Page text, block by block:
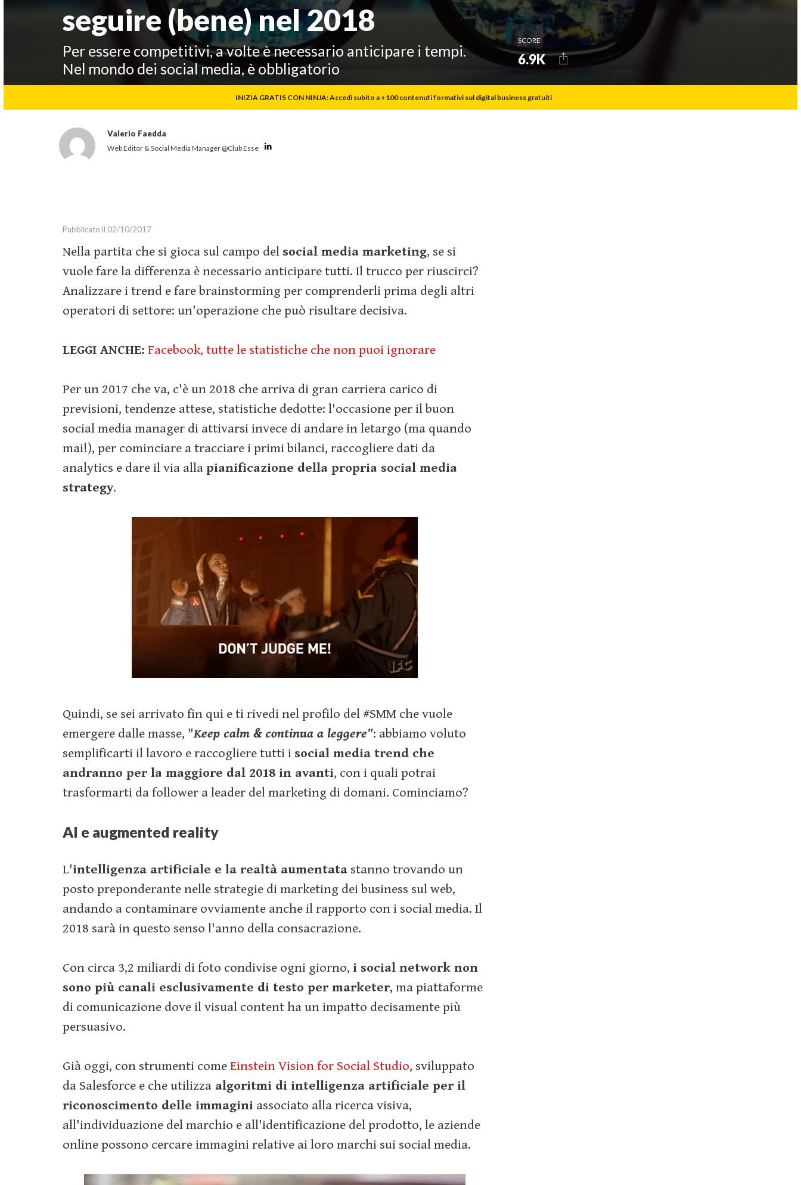
Marketing Strategy
Marketing Tools
Media
Social Media Marketing
Webinar
IT
Talent Management
Oracle
Snapchat
Tesla
Virgin
seguire (bene) nel 2018
Per essere competitivi, a volte è necessario anticipare i tempi.
Nel mondo dei social media, è obbligatorio
SCORE
6.9K SHARE
INIZIA GRATIS CON NINJA: Accedi subito a +100 contenuti formativi sul digital business gratuiti
Valerio Faedda
Web Editor & Social Media Manager @Club Esse Linkedin
Pubblicato il 02/10/2017
Nella partita che si gioca sul campo del social media marketing, se si
vuole fare la differenza è necessario anticipare tutti. Il trucco per riuscirci?
Analizzare i trend e fare brainstorming per comprenderli prima degli altri
operatori di settore: un'operazione che può risultare decisiva.
LEGGI ANCHE: Facebook, tutte le statistiche che non puoi ignorare
Per un 2017 che va, c'è un 2018 che arriva di gran carriera carico di
previsioni, tendenze attese, statistiche dedotte: l'occasione per il buon
social media manager di attivarsi invece di andare in letargo (ma quando
mai!), per cominciare a tracciare i primi bilanci, raccogliere dati da
analytics e dare il via alla pianificazione della propria social media
strategy.
Quindi, se sei arrivato fin qui e ti rivedi nel profilo del #SMM che vuole
emergere dalle masse, "Keep calm & continua a leggere": abbiamo voluto
semplificarti il lavoro e raccogliere tutti i social media trend che
andranno per la maggiore dal 2018 in avanti, con i quali potrai
trasformarti da follower a leader del marketing di domani. Cominciamo?
AI e augmented reality
L'intelligenza artificiale e la realtà aumentata stanno trovando un
posto preponderante nelle strategie di marketing dei business sul web,
andando a contaminare ovviamente anche il rapporto con i social media. Il
2018 sarà in questo senso l'anno della consacrazione.
Con circa 3,2 miliardi di foto condivise ogni giorno, i social network non
sono più canali esclusivamente di testo per marketer, ma piattaforme
di comunicazione dove il visual content ha un impatto decisamente più
persuasivo.
Già oggi, con strumenti come Einstein Vision for Social Studio, sviluppato
da Salesforce e che utilizza algoritmi di intelligenza artificiale per il
riconoscimento delle immagini associato alla ricerca visiva,
all'individuazione del marchio e all'identificazione del prodotto, le aziende
online possono cercare immagini relative ai loro marchi sui social media.